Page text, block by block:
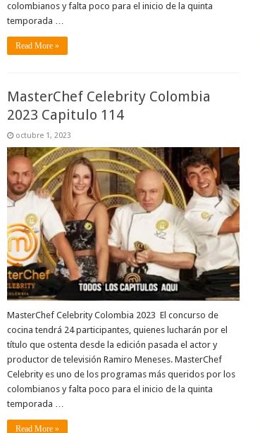
colombianos y falta poco para el inicio de la quinta
temporada …
Read More »
MasterChef Celebrity Colombia
2023 Capitulo 114
octubre 1, 2023
MasterChef Celebrity Colombia 2023 El concurso de
cocina tendrá 24 participantes, quienes lucharán por el
título que ostenta desde la edición pasada el actor y
productor de televisión Ramiro Meneses. MasterChef
Celebrity es uno de los programas más queridos por los
colombianos y falta poco para el inicio de la quinta
temporada …
Read More »